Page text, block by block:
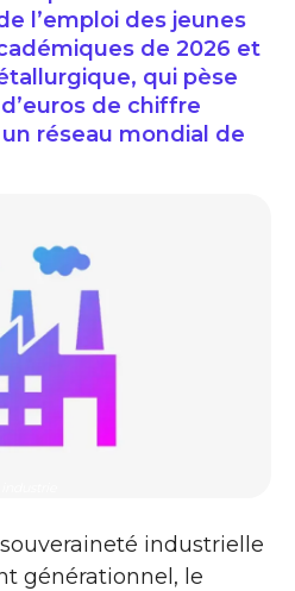
l’emploi des jeunes
de 2026 et
qui pèse
de chiffre
réseau mondial de
industrielle
générationnel, le